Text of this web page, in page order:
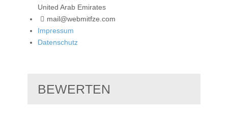
United Arab Emirates
mail@webmitfze.com
Impressum
Datenschutz
BEWERTEN